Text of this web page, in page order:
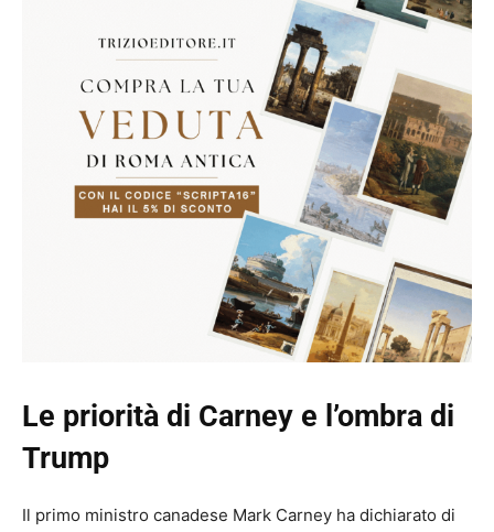
Le priorità di Carney e l’ombra di
Trump
Il primo ministro canadese Mark Carney ha dichiarato di